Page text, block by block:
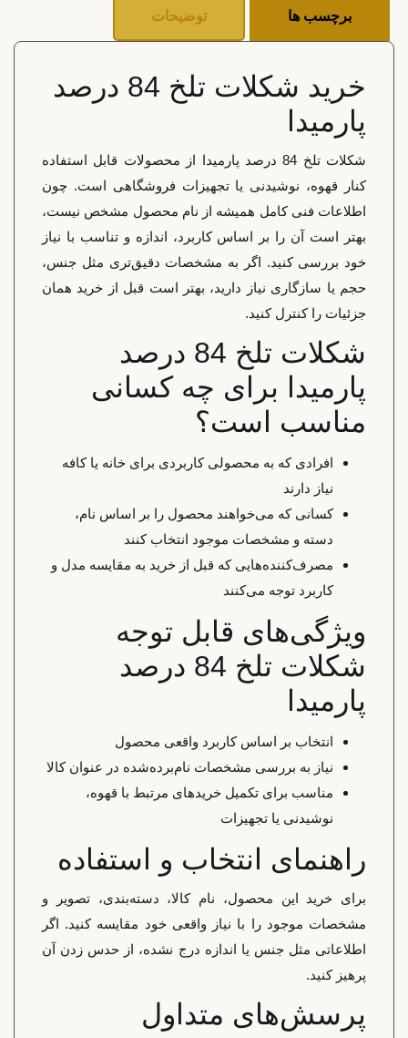
توضیحات برچسب ها
خرید شکلات تلخ 84 درصد
پارمیدا
شکلات تلخ 84 درصد پارمیدا از محصولات قابل استفاده
کنار قهوه، نوشیدنی یا تجهیزات فروشگاهی است. چون
اطلاعات فنی کامل همیشه از نام محصول مشخص نیست،
بهتر است آن را بر اساس کاربرد، اندازه و تناسب با نیاز
خود بررسی کنید. اگر به مشخصات دقیق‌تری مثل جنس،
حجم یا سازگاری نیاز دارید، بهتر است قبل از خرید همان
جزئیات را کنترل کنید.
شکلات تلخ 84 درصد
پارمیدا برای چه کسانی
مناسب است؟
افرادی که به محصولی کاربردی برای خانه یا کافه
نیاز دارند
کسانی که می‌خواهند محصول را بر اساس نام،
دسته و مشخصات موجود انتخاب کنند
مصرف‌کننده‌هایی که قبل از خرید به مقایسه مدل و
کاربرد توجه می‌کنند
ویژگی‌های قابل توجه
شکلات تلخ 84 درصد
پارمیدا
انتخاب بر اساس کاربرد واقعی محصول
نیاز به بررسی مشخصات نام‌برده‌شده در عنوان کالا
مناسب برای تکمیل خریدهای مرتبط با قهوه،
نوشیدنی یا تجهیزات
راهنمای انتخاب و استفاده
برای خرید این محصول، نام کالا، دسته‌بندی، تصویر و
مشخصات موجود را با نیاز واقعی خود مقایسه کنید. اگر
اطلاعاتی مثل جنس یا اندازه درج نشده، از حدس زدن آن
پرهیز کنید.
پرسش‌های متداول